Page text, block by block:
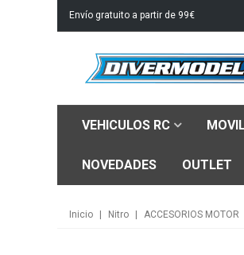
Envío gratuito a partir de 99€
VEHICULOS RC
NOVEDADES OUTLET
Inicio Nitro ACCESORIOS MOTOR